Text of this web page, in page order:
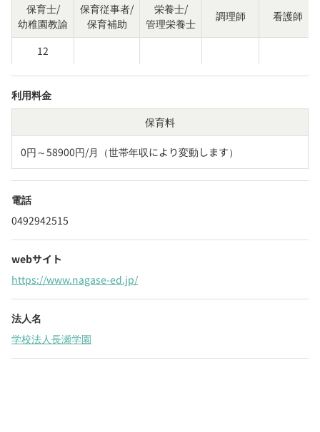
保育士/
幼稚園教諭
保育従事者/
保育補助
栄養士/
管理栄養士
調理師 看護師
12
利用料金
保育料
0円～58900円/月（世帯年収により変動します）
電話
0492942515
webサイト
https://www.nagase-ed.jp/
法人名
学校法人長瀬学園